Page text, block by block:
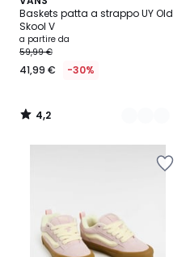
Baskets patta a strappo UY Old
Skool V
a partire da
59,99 €
41,99 € -30%
/ 5
Colori
4,2
/